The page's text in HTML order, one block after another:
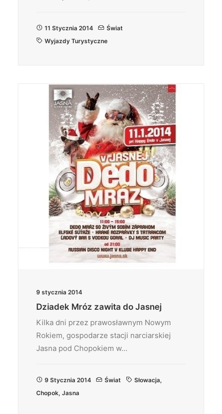
11 Stycznia 2014
Świat
Wyjazdy Turystyczne
9 stycznia 2014
Dziadek Mróz zawita do Jasnej
Kilka dni przez prawosławnym Nowym
Rokiem, gospodarze stacji narciarskiej
Jasna pod Chopokiem w…
9 Stycznia 2014 Świat Słowacja,
Chopok, Jasna